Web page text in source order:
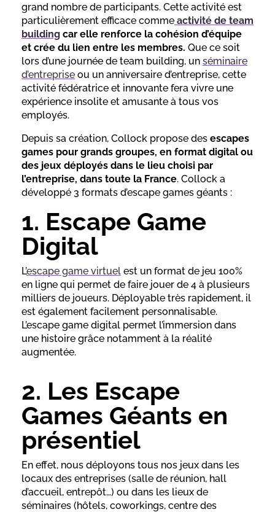
grand nombre de participants. Cette activité est
particulièrement efficace comme activité de team
building car elle renforce la cohésion d’équipe
et crée du lien entre les membres. Que ce soit
lors d’une journée de team building, un séminaire
d’entreprise ou un anniversaire d’entreprise, cette
activité fédératrice et innovante fera vivre une
expérience insolite et amusante à tous vos
employés.
Depuis sa création, Collock propose des escapes
games pour grands groupes, en format digital ou
des jeux déployés dans le lieu choisi par
l’entreprise, dans toute la France. Collock a
développé 3 formats d’escape games géants :
1. Escape Game
Digital
L’escape game virtuel est un format de jeu 100%
en ligne qui permet de faire jouer de 4 à plusieurs
milliers de joueurs. Déployable très rapidement, il
est également facilement personnalisable.
L’escape game digital permet l’immersion dans
une histoire grâce notamment à la réalité
augmentée.
2. Les Escape
Games Géants en
présentiel
En effet, nous déployons tous nos jeux dans les
locaux des entreprises (salle de réunion, hall
d’accueil, entrepôt…) ou dans les lieux de
séminaires (hôtels, coworkings, centre des